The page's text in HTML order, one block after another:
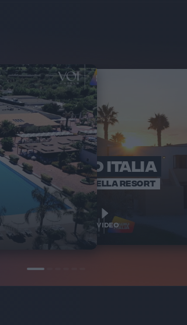
RADIO ITALIA
VOI ARENELLA RESORT
VIDEO
BRAVO